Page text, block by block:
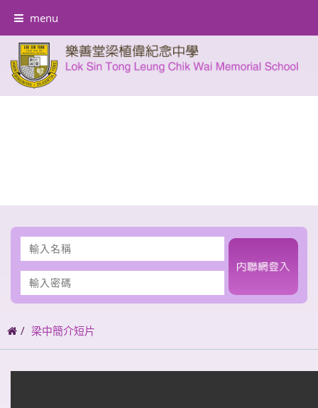
menu
輸
名
稱
輸
密
梁中簡介短片